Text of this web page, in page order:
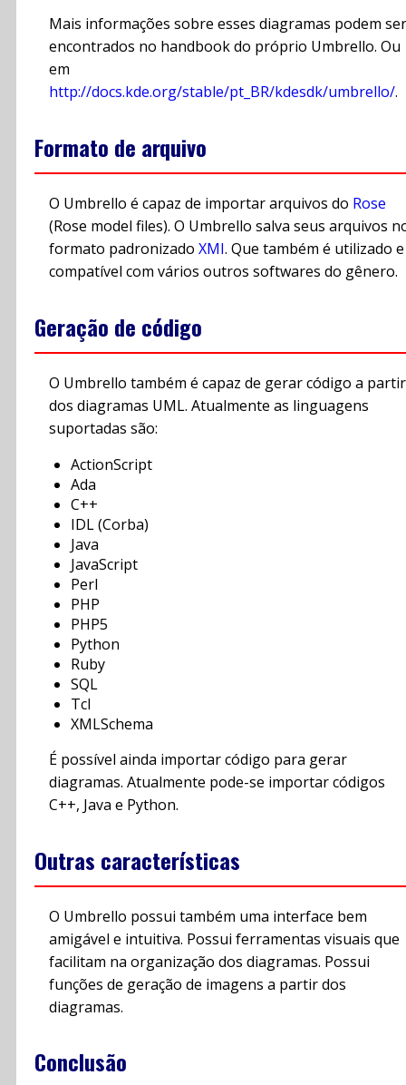
Mais informações sobre esses diagramas podem ser
encontrados no handbook do próprio Umbrello. Ou
em
http://docs.kde.org/stable/pt_BR/kdesdk/umbrello/.
Formato de arquivo
O Umbrello é capaz de importar arquivos do Rose
(Rose model files). O Umbrello salva seus arquivos
formato padronizado XMI. Que também é utilizado e
compatível com vários outros softwares do gênero.
Geração de código
O Umbrello também é capaz de gerar código a partir
dos diagramas UML. Atualmente as linguagens
suportadas são:
ActionScript
Ada
C++
IDL (Corba)
Java
JavaScript
Perl
PHP
PHP5
Python
Ruby
SQL
Tcl
XMLSchema
É possível ainda importar código para gerar
diagramas. Atualmente pode-se importar códigos
C++, Java e Python.
Outras características
O Umbrello possui também uma interface bem
amigável e intuitiva. Possui ferramentas visuais que
facilitam na organização dos diagramas. Possui
funções de geração de imagens a partir dos
diagramas.
Conclusão